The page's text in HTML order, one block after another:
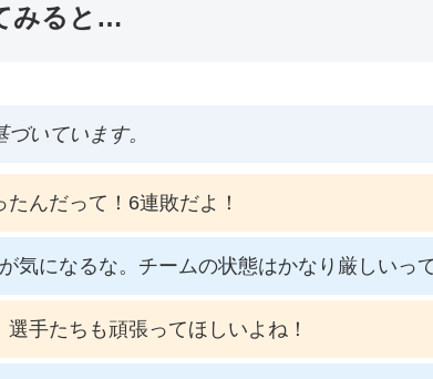
みると…
いています。
んだって！6連敗だよ！
気になるな。チームの状態はかなり厳しいって
手たちも頑張ってほしいよね！